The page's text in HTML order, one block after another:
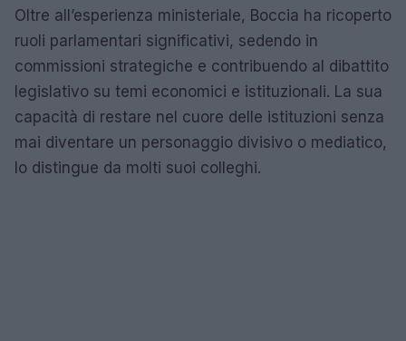
Oltre all’esperienza ministeriale, Boccia ha ricoperto
ruoli parlamentari significativi, sedendo in
commissioni strategiche e contribuendo al dibattito
legislativo su temi economici e istituzionali. La sua
capacità di restare nel cuore delle istituzioni senza
mai diventare un personaggio divisivo o mediatico,
lo distingue da molti suoi colleghi.